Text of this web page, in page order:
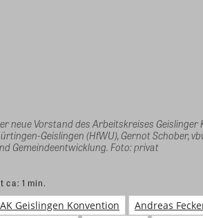
neue Vorstand des Arbeitskreises
Geislingen (HfWU), Gernot Schober,
Gemeindeentwicklung. Foto: privat
ca: 1 min.
AK Geislingen Konvention Andreas